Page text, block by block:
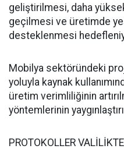
geliştirilmesi, daha
geçilmesi ve üretimde
desteklenmesi
Mobilya sektöründeki
yoluyla kaynak
üretim verimliliğinin
yöntemlerinin
PROTOKOLLER